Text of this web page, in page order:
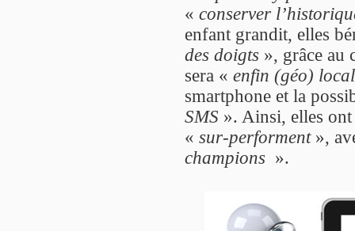
« conserver
enfant grandit, elles
des doigts », grâce au
sera « enfin (géo)
smartphone et la
SMS ». Ainsi, elles
« sur-performent»,
champions ».